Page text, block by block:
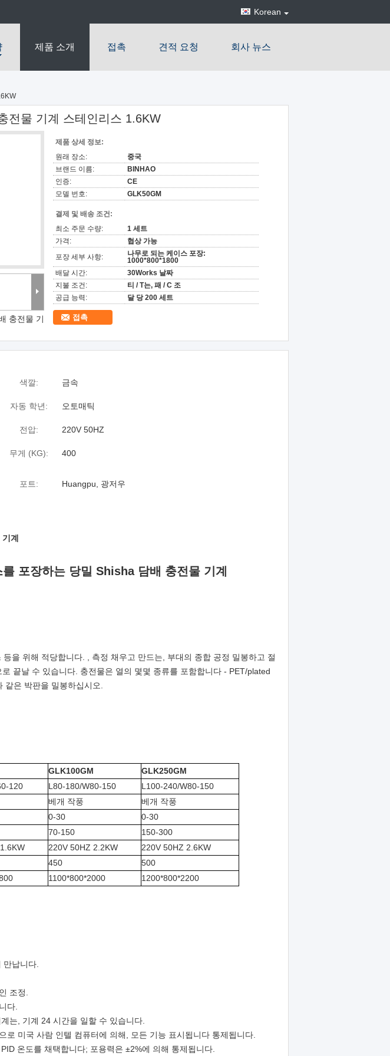
Korean
제품 소개 접촉 견적 요청 회사 뉴스
전물 기계 스테인리스 1.6KW
충전물 기
제품 상세 정보:
원래 장소:
중국
브랜드 이름:
BINHAO
인증:
CE
모델 번호:
GLK50GM
결제 및 배송 조건:
최소 주문 수량:
1 세트
가격:
협상 가능
포장 세부 사항:
나무로 되는 케이스 포장:
1000*800*1800
배달 시간:
30Works 날짜
지불 조건:
티 / T는, 패 / C 조
공급 능력:
달 당 200 세트
접촉
색깔: 금속
자동 학년: 오토매틱
전압: 220V 50HZ
무게 (KG): 400
포트: Huangpu, 광저우
계
포장하는 당밀 Shisha 담배 충전물 기계
을 위해 적당합니다. , 측정 채우고 만드는, 부대의 종합 공정 밀봉하고 절
끝날 수 있습니다. 충전물은 열의 몇몇 종류를 포함합니다 - PET/plated
같은 박판을 밀봉하십시오.
GLK100GM
GLK250GM
120 L80-180/W80-150
L100-240/W80-150
베개 작풍
베개 작풍
0-30
0-30
70-150
150-300
220V 50HZ 2.2KW
220V 50HZ 2.6KW
450
500
1100*800*2000 1200*800*2200
납니다.
조정.
다.
는, 기계 24 시간을 일할 수 있습니다.
로 미국 사람 인텔 컴퓨터에 의해, 모든 기능 표시됩니다 통제됩니다.
온도를 채택합니다; 포용력은 ±2%에 의해 통제됩니다.